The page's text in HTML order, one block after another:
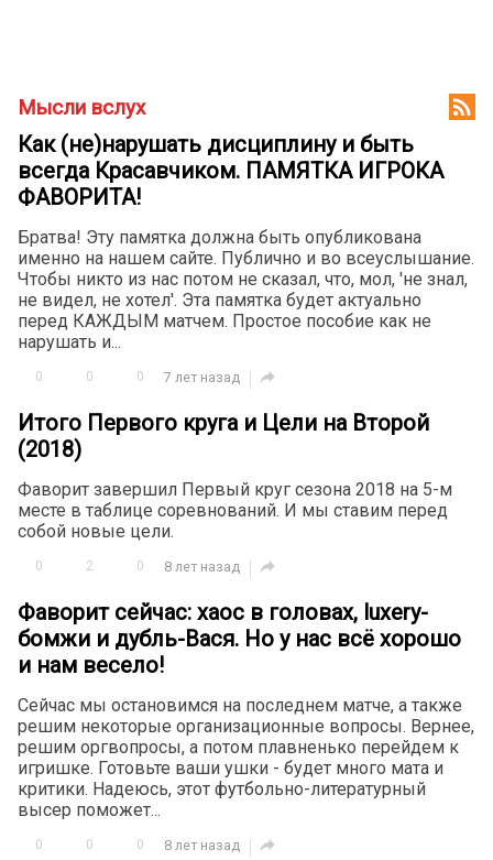
Мысли вслух

Как (не)нарушать дисциплину и быть
всегда Красавчиком. ПАМЯТКА ИГРОКА
ФАВОРИТА!
Братва! Эту памятка должна быть опубликована
именно на нашем сайте. Публично и во всеуслышание.
Чтобы никто из нас потом не сказал, что, мол, 'не знал,
не видел, не хотел'. Эта памятка будет актуально
перед КАЖДЫМ матчем. Простое пособие как не
нарушать и...
0 0 0 7 лет назад 
Итого Первого круга и Цели на Второй
(2018)
Фаворит завершил Первый круг сезона 2018 на 5-м
месте в таблице соревнований. И мы ставим перед
собой новые цели.
0 2 0 8 лет назад 
Фаворит сейчас: хаос в головах, luxery-
бомжи и дубль-Вася. Но у нас всё хорошо
и нам весело!
Сейчас мы остановимся на последнем матче, а также
решим некоторые организационные вопросы. Вернее,
решим оргвопросы, а потом плавненько перейдем к
игришке. Готовьте ваши ушки - будет много мата и
критики. Надеюсь, этот футбольно-литературный
высер поможет...
0 0 0 8 лет назад 